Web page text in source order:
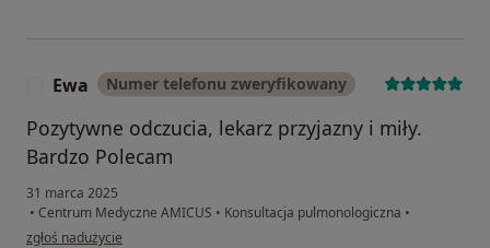
Ewa Numer telefonu zweryfikowany
Pozytywne odczucia, lekarz przyjazny i miły.
Bardzo Polecam
31 marca 2025
• Centrum Medyczne AMICUS • Konsultacja pulmonologiczna •
w opinii użytkownika Ewa
zgłoś nadużycie